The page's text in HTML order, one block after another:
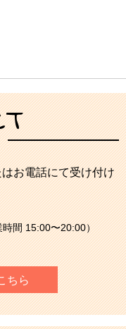
お電話にて受け付け
時間 15:00〜20:00）
ちら